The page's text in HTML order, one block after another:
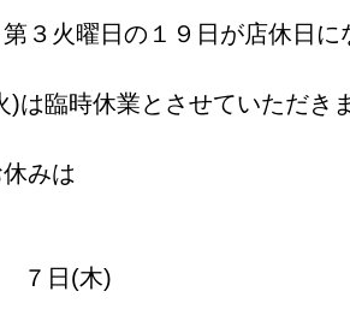
３火曜日の１９日が店休日に
)は臨時休業とさせていただき
みは
(木)